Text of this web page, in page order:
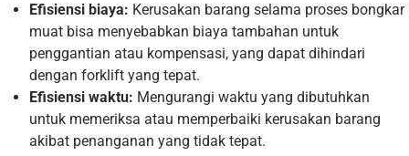
Efisiensi biaya: Kerusakan barang selama proses bongkar
muat bisa menyebabkan biaya tambahan untuk
penggantian atau kompensasi, yang dapat dihindari
dengan forklift yang tepat.
Efisiensi waktu: Mengurangi waktu yang dibutuhkan
untuk memeriksa atau memperbaiki kerusakan barang
akibat penanganan yang tidak tepat.